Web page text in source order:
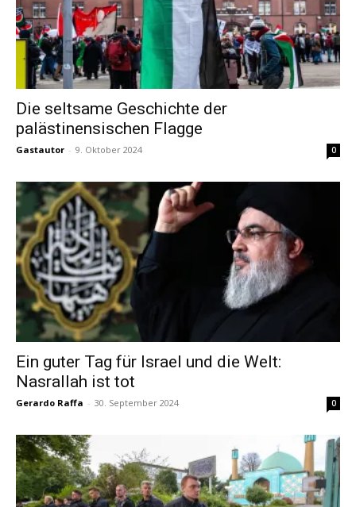
Die seltsame Geschichte der
palästinensischen Flagge
Gastautor - 9. Oktober 2024 0
Ein guter Tag für Israel und die Welt:
Nasrallah ist tot
Gerardo Raffa - 30. September 2024 0